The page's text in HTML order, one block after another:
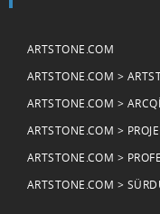
ARTSTONE.COM
ARTSTONE.COM >
ARTSTONE.COM >
ARTSTONE.COM >
ARTSTONE.COM >
ARTSTONE.COM >